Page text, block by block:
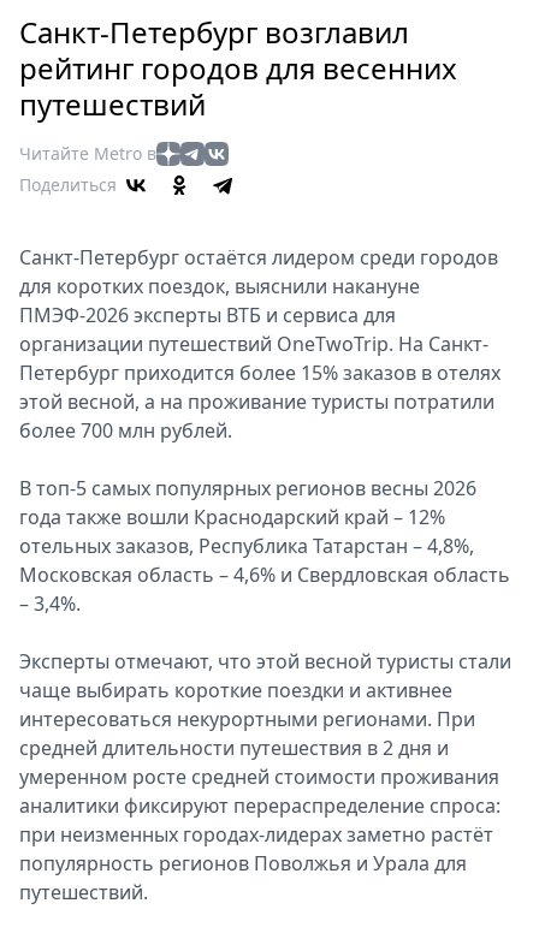
Россия
Мир
Здоровье
Туризм
Мода
Кино
Афиша
Книги
Выставки
Пресс-
релизы
Metro
Стримы
Спецпроекты
2026
Скачай
Metro
Санкт-Петербург возглавил
рейтинг городов для весенних
путешествий
Читайте Metro в
Поделиться
Санкт-Петербург остаётся лидером среди городов
для коротких поездок, выяснили накануне
ПМЭФ-2026 эксперты ВТБ и сервиса для
организации путешествий OneTwoTrip. На Санкт-
Петербург приходится более 15% заказов в отелях
этой весной, а на проживание туристы потратили
более 700 млн рублей.
В топ-5 самых популярных регионов весны 2026
года также вошли Краснодарский край – 12%
отельных заказов, Республика Татарстан – 4,8%,
Московская область – 4,6% и Свердловская область
– 3,4%.
Эксперты отмечают, что этой весной туристы стали
чаще выбирать короткие поездки и активнее
интересоваться некурортными регионами. При
средней длительности путешествия в 2 дня и
умеренном росте средней стоимости проживания
аналитики фиксируют перераспределение спроса:
при неизменных городах-лидерах заметно растёт
популярность регионов Поволжья и Урала для
путешествий.